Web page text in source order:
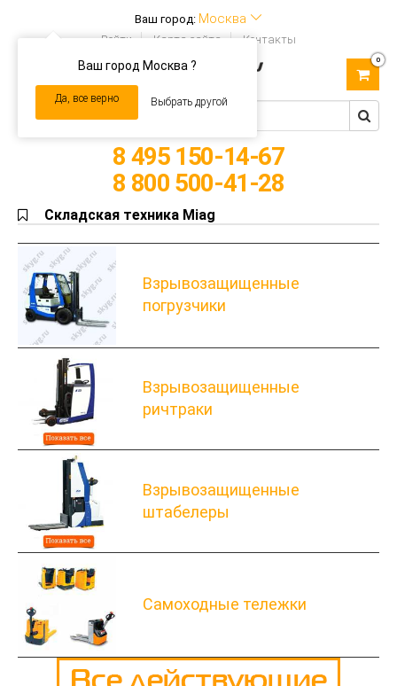
Ваш город: Москва
Ваш город Москва ?
Да, все верно Выбрать другой
Войти Карта сайта Контакты
navigation
0
8 495 150-14-67
8 800 500-41-28
Складская техника Miag
Взрывозащищенные
погрузчики
Взрывозащищенные
ричтраки
Взрывозащищенные
штабелеры
Самоходные тележки